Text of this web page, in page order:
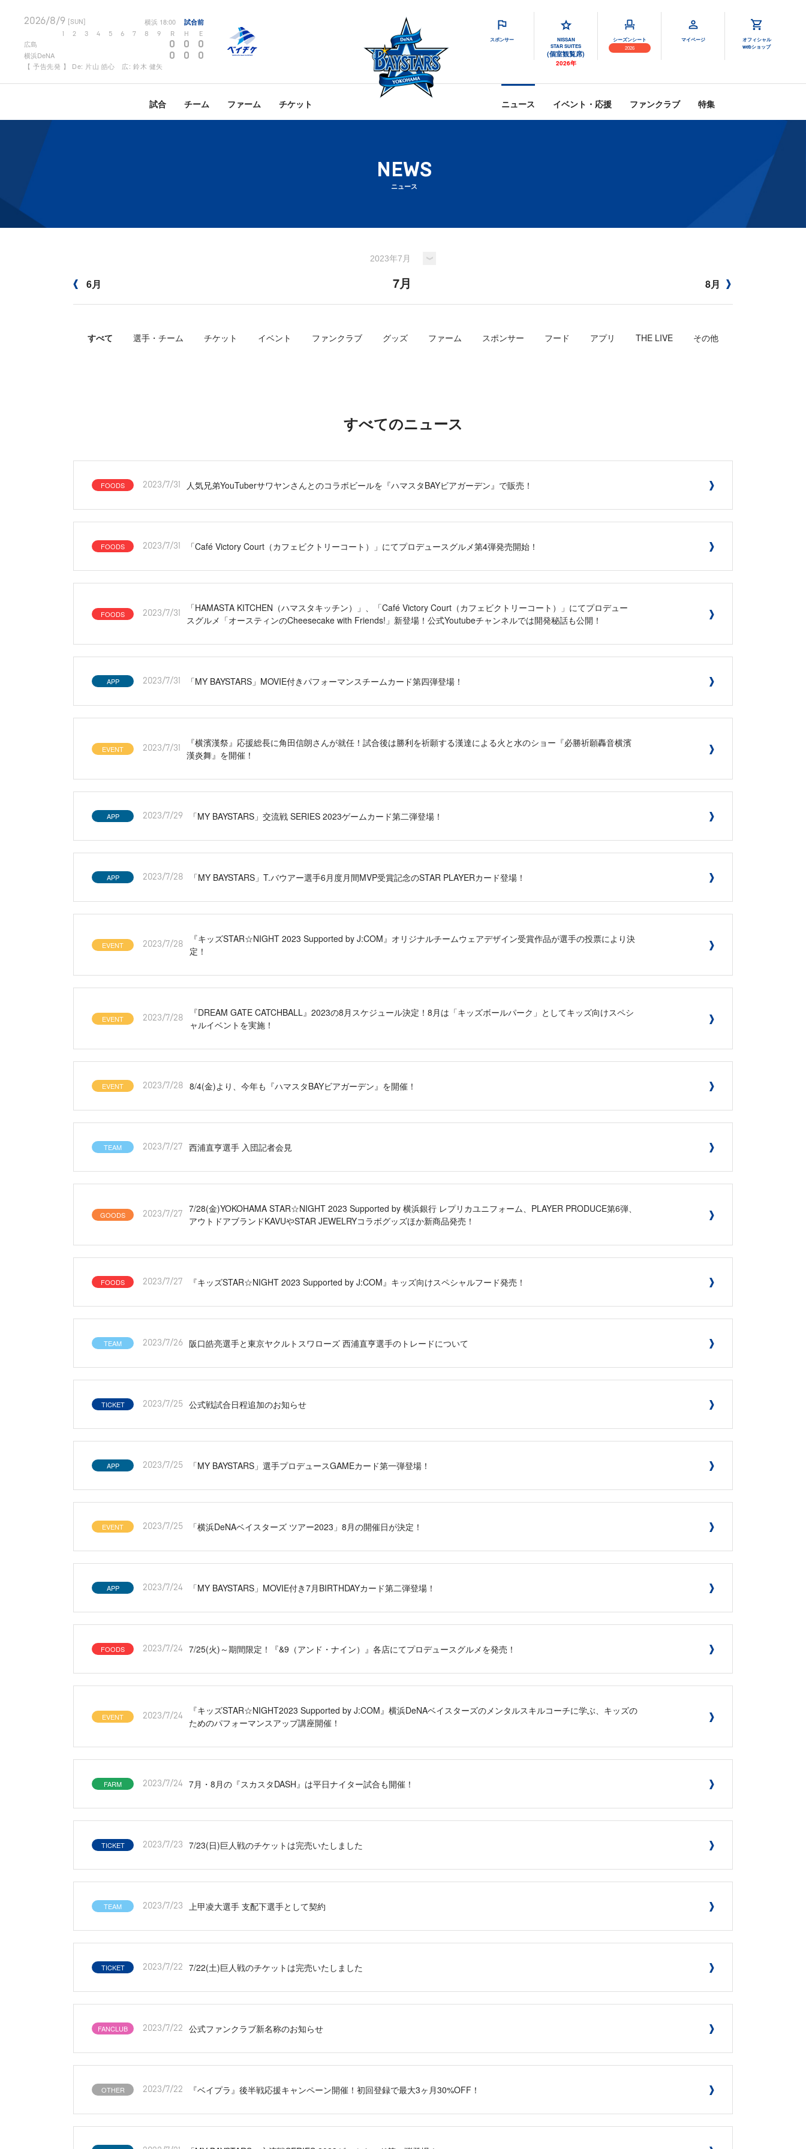
2026/8/9 [SUN] 横浜 18:00 試合前
2 3 4 5 6 7 8 9 R H E
広島 0 0 0
横浜DeNA 0 0 0
【 予告先発 】 De: 片山 皓心 広: 鈴木 健矢
スポンサー
NISSAN
STAR SUITES
(個室観覧席)
2026年
シーズンシート
2026
マイページ
オフィシャル
webショップ
試合 チーム ファーム チケット ニュース イベント・応援 ファンクラブ 特集
NEWS
ニュース
6月 7月 8月
すべて 選手・チーム チケット イベント ファンクラブ グッズ ファーム スポンサー フード アプリ THE LIVE その他
すべてのニュース
FOODS 2023/7/31 人気兄弟YouTuberサワヤンさんとのコラボビールを『ハマスタBAYビアガーデン』で販売！
FOODS 2023/7/31 「Café Victory Court（カフェビクトリーコート）」にてプロデュースグルメ第4弾発売開始！
FOODS 2023/7/31
「HAMASTA KITCHEN（ハマスタキッチン）」、「Café Victory Court（カフェビクトリーコート）」にてプロデュー
スグルメ「オースティンのCheesecake with Friends!」新登場！公式Youtubeチャンネルでは開発秘話も公開！
APP 2023/7/31 「MY BAYSTARS」MOVIE付きパフォーマンスチームカード第四弾登場！
EVENT 2023/7/31
『横濱漢祭』応援総長に角田信朗さんが就任！試合後は勝利を祈願する漢達による火と水のショー『必勝祈願轟音横濱
漢炎舞』を開催！
APP 2023/7/29 「MY BAYSTARS」交流戦 SERIES 2023ゲームカード第二弾登場！
APP 2023/7/28 「MY BAYSTARS」T.バウアー選手6月度月間MVP受賞記念のSTAR PLAYERカード登場！
EVENT 2023/7/28
『キッズSTAR☆NIGHT 2023 Supported by J:COM』オリジナルチームウェアデザイン受賞作品が選手の投票により決
定！
EVENT 2023/7/28
『DREAM GATE CATCHBALL』2023の8月スケジュール決定！8月は「キッズボールパーク」としてキッズ向けスペシ
ャルイベントを実施！
EVENT 2023/7/28 8/4(金)より、今年も『ハマスタBAYビアガーデン』を開催！
TEAM 2023/7/27 西浦直亨選手 入団記者会見
GOODS 2023/7/27
7/28(金)YOKOHAMA STAR☆NIGHT 2023 Supported by 横浜銀行 レプリカユニフォーム、PLAYER PRODUCE第6弾、
アウトドアブランドKAVUやSTAR JEWELRYコラボグッズほか新商品発売！
FOODS 2023/7/27 『キッズSTAR☆NIGHT 2023 Supported by J:COM』キッズ向けスペシャルフード発売！
TEAM 2023/7/26 阪口皓亮選手と東京ヤクルトスワローズ 西浦直亨選手のトレードについて
TICKET 2023/7/25 公式戦試合日程追加のお知らせ
APP 2023/7/25 「MY BAYSTARS」選手プロデュースGAMEカード第一弾登場！
EVENT 2023/7/25 「横浜DeNAベイスターズ ツアー2023」8月の開催日が決定！
APP 2023/7/24 「MY BAYSTARS」MOVIE付き7月BIRTHDAYカード第二弾登場！
FOODS 2023/7/24 7/25(火)～期間限定！『&9（アンド・ナイン）』各店にてプロデュースグルメを発売！
EVENT 2023/7/24
『キッズSTAR☆NIGHT2023 Supported by J:COM』横浜DeNAベイスターズのメンタルスキルコーチに学ぶ、キッズの
ためのパフォーマンスアップ講座開催！
FARM 2023/7/24 7月・8月の『スカスタDASH』は平日ナイター試合も開催！
TICKET 2023/7/23 7/23(日)巨人戦のチケットは完売いたしました
TEAM 2023/7/23 上甲凌大選手 支配下選手として契約
TICKET 2023/7/22 7/22(土)巨人戦のチケットは完売いたしました
FANCLUB 2023/7/22 公式ファンクラブ新名称のお知らせ
OTHER 2023/7/22 『ベイプラ』後半戦応援キャンペーン開催！初回登録で最大3ヶ月30%OFF！